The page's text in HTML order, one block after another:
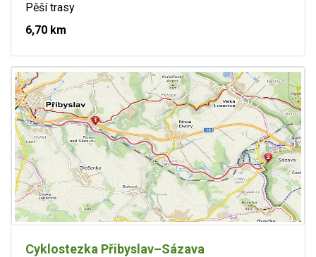
Pěší trasy
6,70 km
Cyklostezka Přibyslav–Sázava